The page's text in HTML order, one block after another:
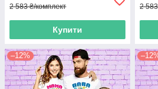
2 583 ₴/комплект
Купити
2
–12%